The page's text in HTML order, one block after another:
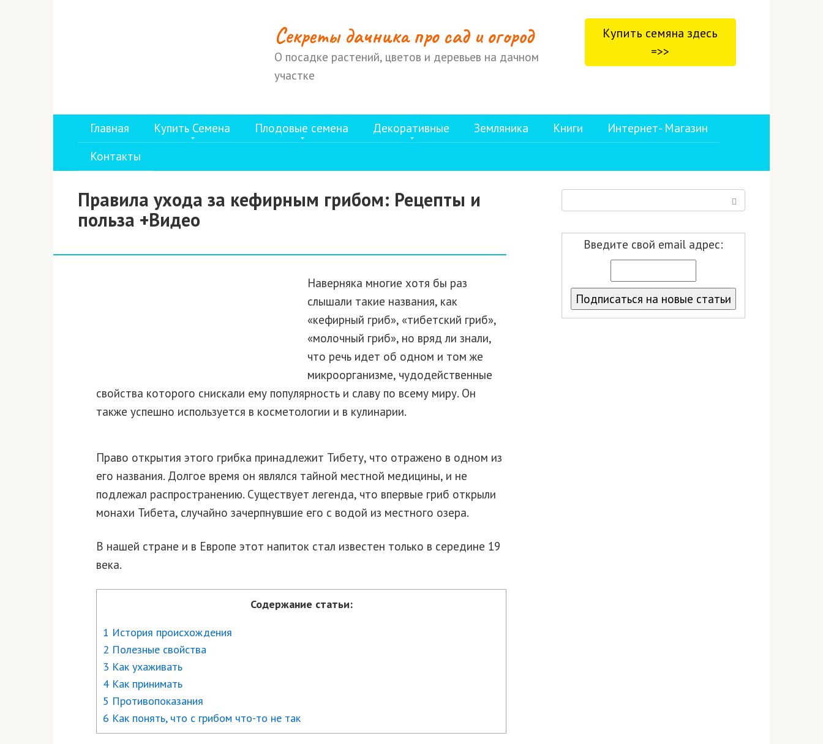
Cекреты дачника про сад и огород
О посадке растений, цветов и деревьев на дачном
участке
Купить семяна здесь
=>>
Главная Купить Семена Плодовые семена Декоративные Земляника Книги
Интернет- Магазин
Контакты
Правила ухода за кефирным грибом: Рецепты и
польза +Видео
Наверняка многие хотя бы раз
слышали такие названия, как
«кефирный гриб», «тибетский гриб»,
«молочный гриб», но вряд ли знали,
что речь идет об одном и том же
микроорганизме, чудодейственные
свойства которого снискали ему популярность и славу по всему миру. Он
также успешно используется в косметологии и в кулинарии.
Право открытия этого грибка принадлежит Тибету, что отражено в одном из
его названия. Долгое время он являлся тайной местной медицины, и не
подлежал распространению. Существует легенда, что впервые гриб открыли
монахи Тибета, случайно зачерпнувшие его с водой из местного озера.
В нашей стране и в Европе этот напиток стал известен только в середине 19
века.
Содержание статьи:
1 История происхождения
2 Полезные свойства
3 Как ухаживать
4 Как принимать
5 Противопоказания
6 Как понять, что с грибом что-то не так
Введите свой email адрес: